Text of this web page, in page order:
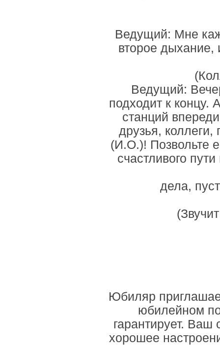
Ведущий: Мне
второе дыхание,
Ведущий:
подходит к концу.
станций
друзья, коллеги,
(И.О.)! Позвольте
счастливого
дела,
Юбиляр
юбилейном
гарантирует.
хорошее